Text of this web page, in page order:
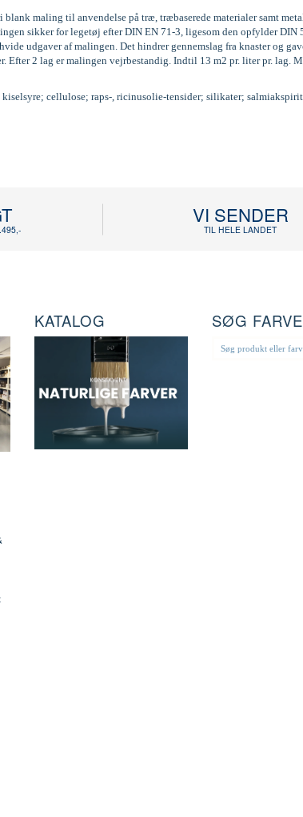
maling til anvendelse på træ, træbaserede materialer samt
sikker for legetøj efter DIN EN 71-3, ligesom den opfylder
udgaver af malingen. Det hindrer gennemslag fra knaster og
Efter 2 lag er malingen vejrbestandig. Indtil 13 m2 pr. liter pr. lag.
cellulose; raps-, ricinusolie-tensider; silikater;
VI SENDER
TIL HELE LANDET
KATALOG SØG FARVE